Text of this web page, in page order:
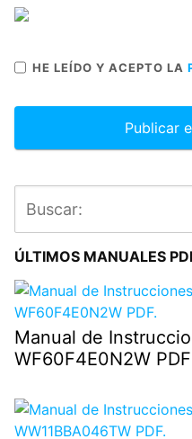
HE LEÍDO Y ACEPTO LA
ÚLTIMOS MANUALES
Manual de
WF60F4E0N2W PDF